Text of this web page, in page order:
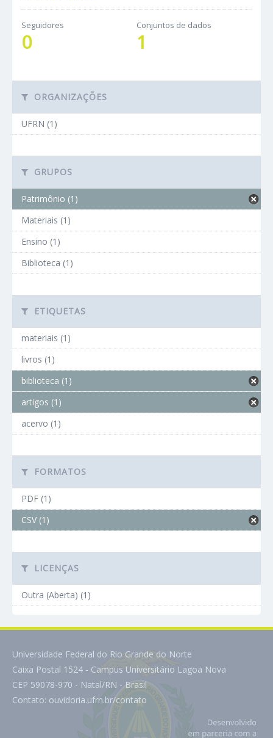
Seguidores
0
Conjuntos de dados
1
ORGANIZAÇÕES
UFRN (1)
GRUPOS
Patrimônio (1)
Materiais (1)
Ensino (1)
Biblioteca (1)
ETIQUETAS
materiais (1)
livros (1)
biblioteca (1)
artigos (1)
acervo (1)
FORMATOS
PDF (1)
CSV (1)
LICENÇAS
Outra (Aberta) (1)
Universidade Federal do Rio Grande do Norte
Caixa Postal 1524 - Campus Universitário Lagoa Nova
CEP 59078-970 - Natal/RN - Brasil
Contato: ouvidoria.ufrn.br/contato